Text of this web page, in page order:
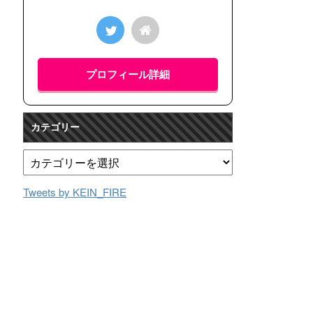
プロフィール詳細
カテゴリー
Tweets by KEIN_FIRE